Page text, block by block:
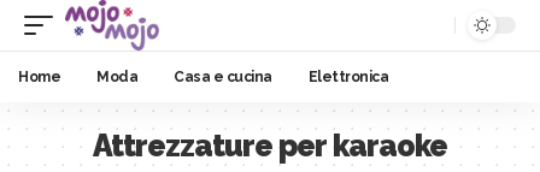
Home Moda Casa e cucina Elettronica
Attrezzature per karaoke